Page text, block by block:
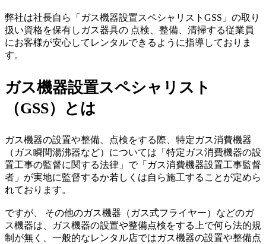
弊社は社長自ら「ガス機器設置スペシャリストGSS」の取り
扱い資格を保有しガス器具の 点検、整備、清掃する従業員
にお客様が安心してレンタルできるように指導しておりま
す。
ガス機器設置スペシャリスト
（GSS）とは
ガス機器の設置や整備、点検をする際、特定ガス消費機器
（ガス瞬間湯沸器など）については「特定ガス消費機器の設
置工事の監督に関する法律」で「ガス消費機器設置工事監督
者」が実地に監督するか若しくは自ら施工することが定めら
れております。
ですが、 その他のガス機器（ガス式フライヤー）などのガ
ス機器は、ガス機器の設置や整備点検をする上で何ら法的規
制が無く、一般的なレンタル店ではガス機器の設置や整備点